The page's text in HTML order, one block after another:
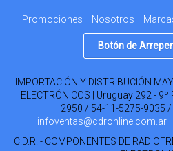
Promociones Nosotros
Botón de
IMPORTACIÓN Y DISTRIBUCIÓN
ELECTRÓNICOS | Uruguay 292 - 9º
2950 / 54-11-5275-9035 /
infoventas@cdronline.com.ar
C.D.R. - COMPONENTES DE